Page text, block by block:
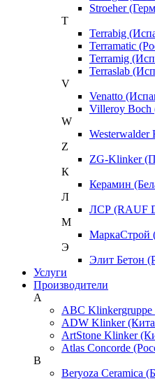
Stroeher
T
Terrabig
Terramatic
Terramig
Terraslab
V
Venatto
Villeroy Boch
W
Z
ZG-Klinker
К
Керамин
Л
ЛСР (RAUF
М
МаркаСтрой
Э
Элит Бетон
Услуги
Производители
A
ABC Klinkergruppe
ADW Klinker
ArtStone Klinker
Atlas Concorde
B
Beryoza Ceramica